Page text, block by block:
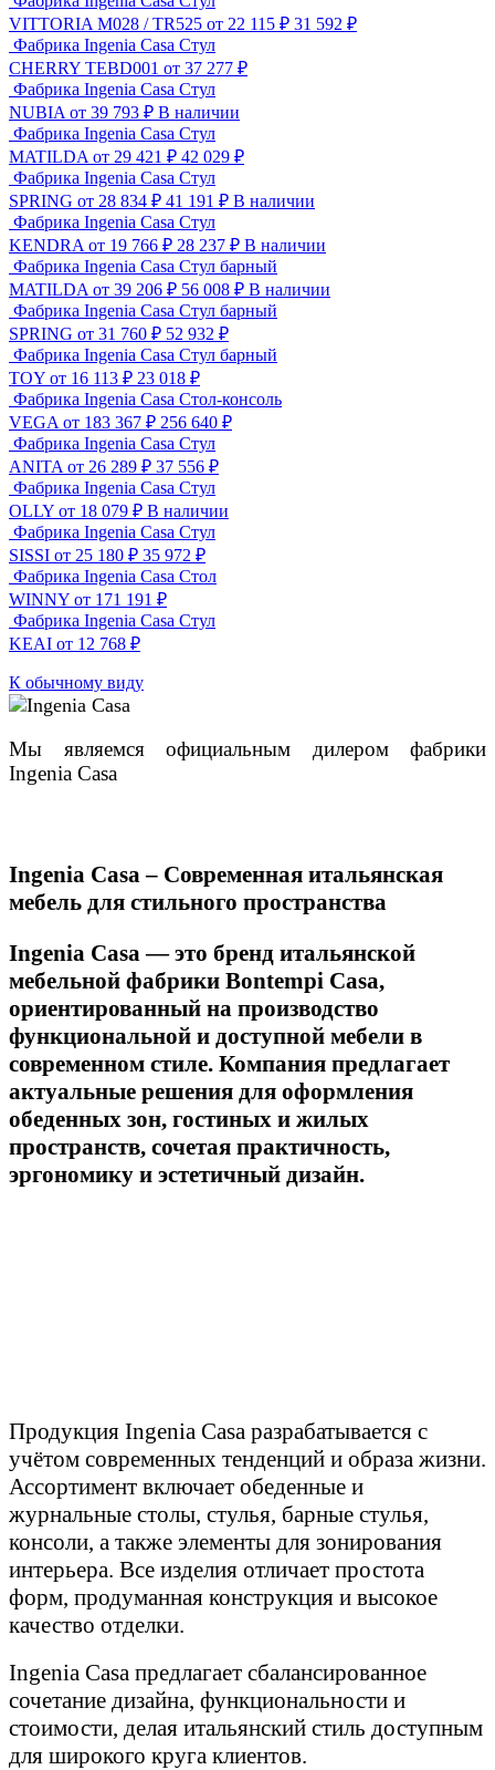
VITTORIA M028 / TR525 от 22 115 ₽ 31 592 ₽
Фабрика Ingenia Casa Стул
CHERRY TEBD001 от 37 277 ₽
Фабрика Ingenia Casa Стул
NUBIA от 39 793 ₽ В наличии
Фабрика Ingenia Casa Стул
MATILDA от 29 421 ₽ 42 029 ₽
Фабрика Ingenia Casa Стул
SPRING от 28 834 ₽ 41 191 ₽ В наличии
Фабрика Ingenia Casa Стул
KENDRA от 19 766 ₽ 28 237 ₽ В наличии
Фабрика Ingenia Casa Стул барный
MATILDA от 39 206 ₽ 56 008 ₽ В наличии
Фабрика Ingenia Casa Стул барный
SPRING от 31 760 ₽ 52 932 ₽
Фабрика Ingenia Casa Стул барный
TOY от 16 113 ₽ 23 018 ₽
Фабрика Ingenia Casa Стол-консоль
VEGA от 183 367 ₽ 256 640 ₽
Фабрика Ingenia Casa Стул
ANITA от 26 289 ₽ 37 556 ₽
Фабрика Ingenia Casa Стул
OLLY от 18 079 ₽ В наличии
Фабрика Ingenia Casa Стул
SISSI от 25 180 ₽ 35 972 ₽
Фабрика Ingenia Casa Стол
WINNY от 171 191 ₽
Фабрика Ingenia Casa Стул
KEAI от 12 768 ₽
К обычному виду
Мы являемся официальным дилером фабрики
Ingenia Casa
Ingenia Casa – Современная итальянская
мебель для стильного пространства
Ingenia Casa — это бренд итальянской
мебельной фабрики Bontempi Casa,
ориентированный на производство
функциональной и доступной мебели в
современном стиле. Компания предлагает
актуальные решения для оформления
обеденных зон, гостиных и жилых
пространств, сочетая практичность,
эргономику и эстетичный дизайн.
Продукция Ingenia Casa разрабатывается с
учётом современных тенденций и образа жизни.
Ассортимент включает обеденные и
журнальные столы, стулья, барные стулья,
консоли, а также элементы для зонирования
интерьера. Все изделия отличает простота
форм, продуманная конструкция и высокое
качество отделки.
Ingenia Casa предлагает сбалансированное
сочетание дизайна, функциональности и
стоимости, делая итальянский стиль доступным
для широкого круга клиентов.